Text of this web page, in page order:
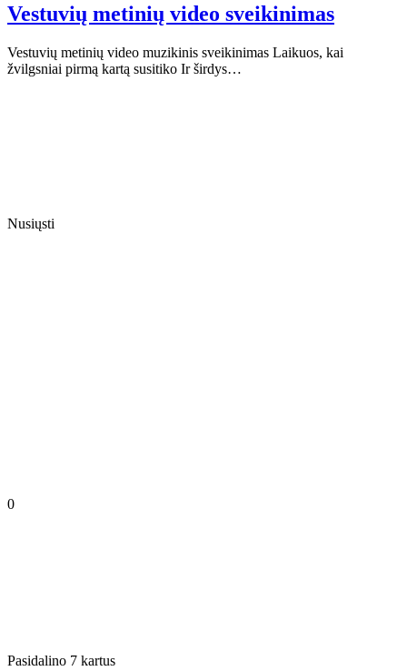
Vestuvių metinių video sveikinimas
Vestuvių metinių video muzikinis sveikinimas Laikuos, kai
žvilgsniai pirmą kartą susitiko Ir širdys…
Nusiųsti
0
Pasidalino 7 kartus